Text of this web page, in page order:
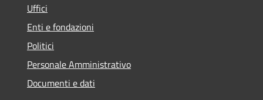
Uffici
Enti e fondazioni
Politici
Personale Amministrativo
Documenti e dati